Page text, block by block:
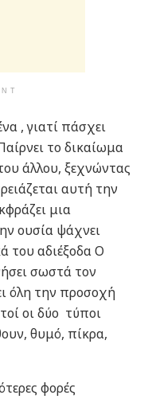
, γιατί πάσχει
το δικαίωμα
άλλου, ξεχνώντας
αυτή την
μια
ουσία ψάχνει
του αδιέξοδα Ο
σωστά τον
όλη την προσοχή
οι δύο τύποι
θυμό, πίκρα,
φορές